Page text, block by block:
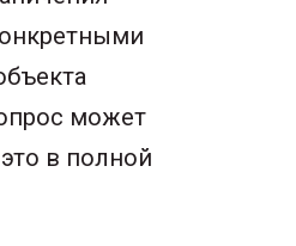
может
в полной